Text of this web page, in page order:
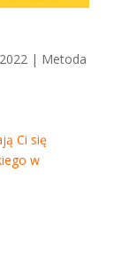
| Metoda
Ci się
w